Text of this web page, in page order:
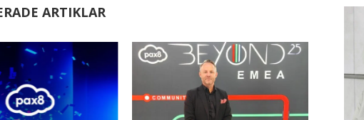
ARTIKLAR